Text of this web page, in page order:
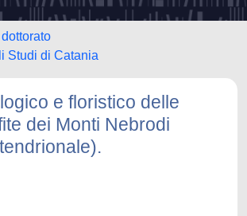
Studi di Catania
e floristico delle
dei Monti Nebrodi